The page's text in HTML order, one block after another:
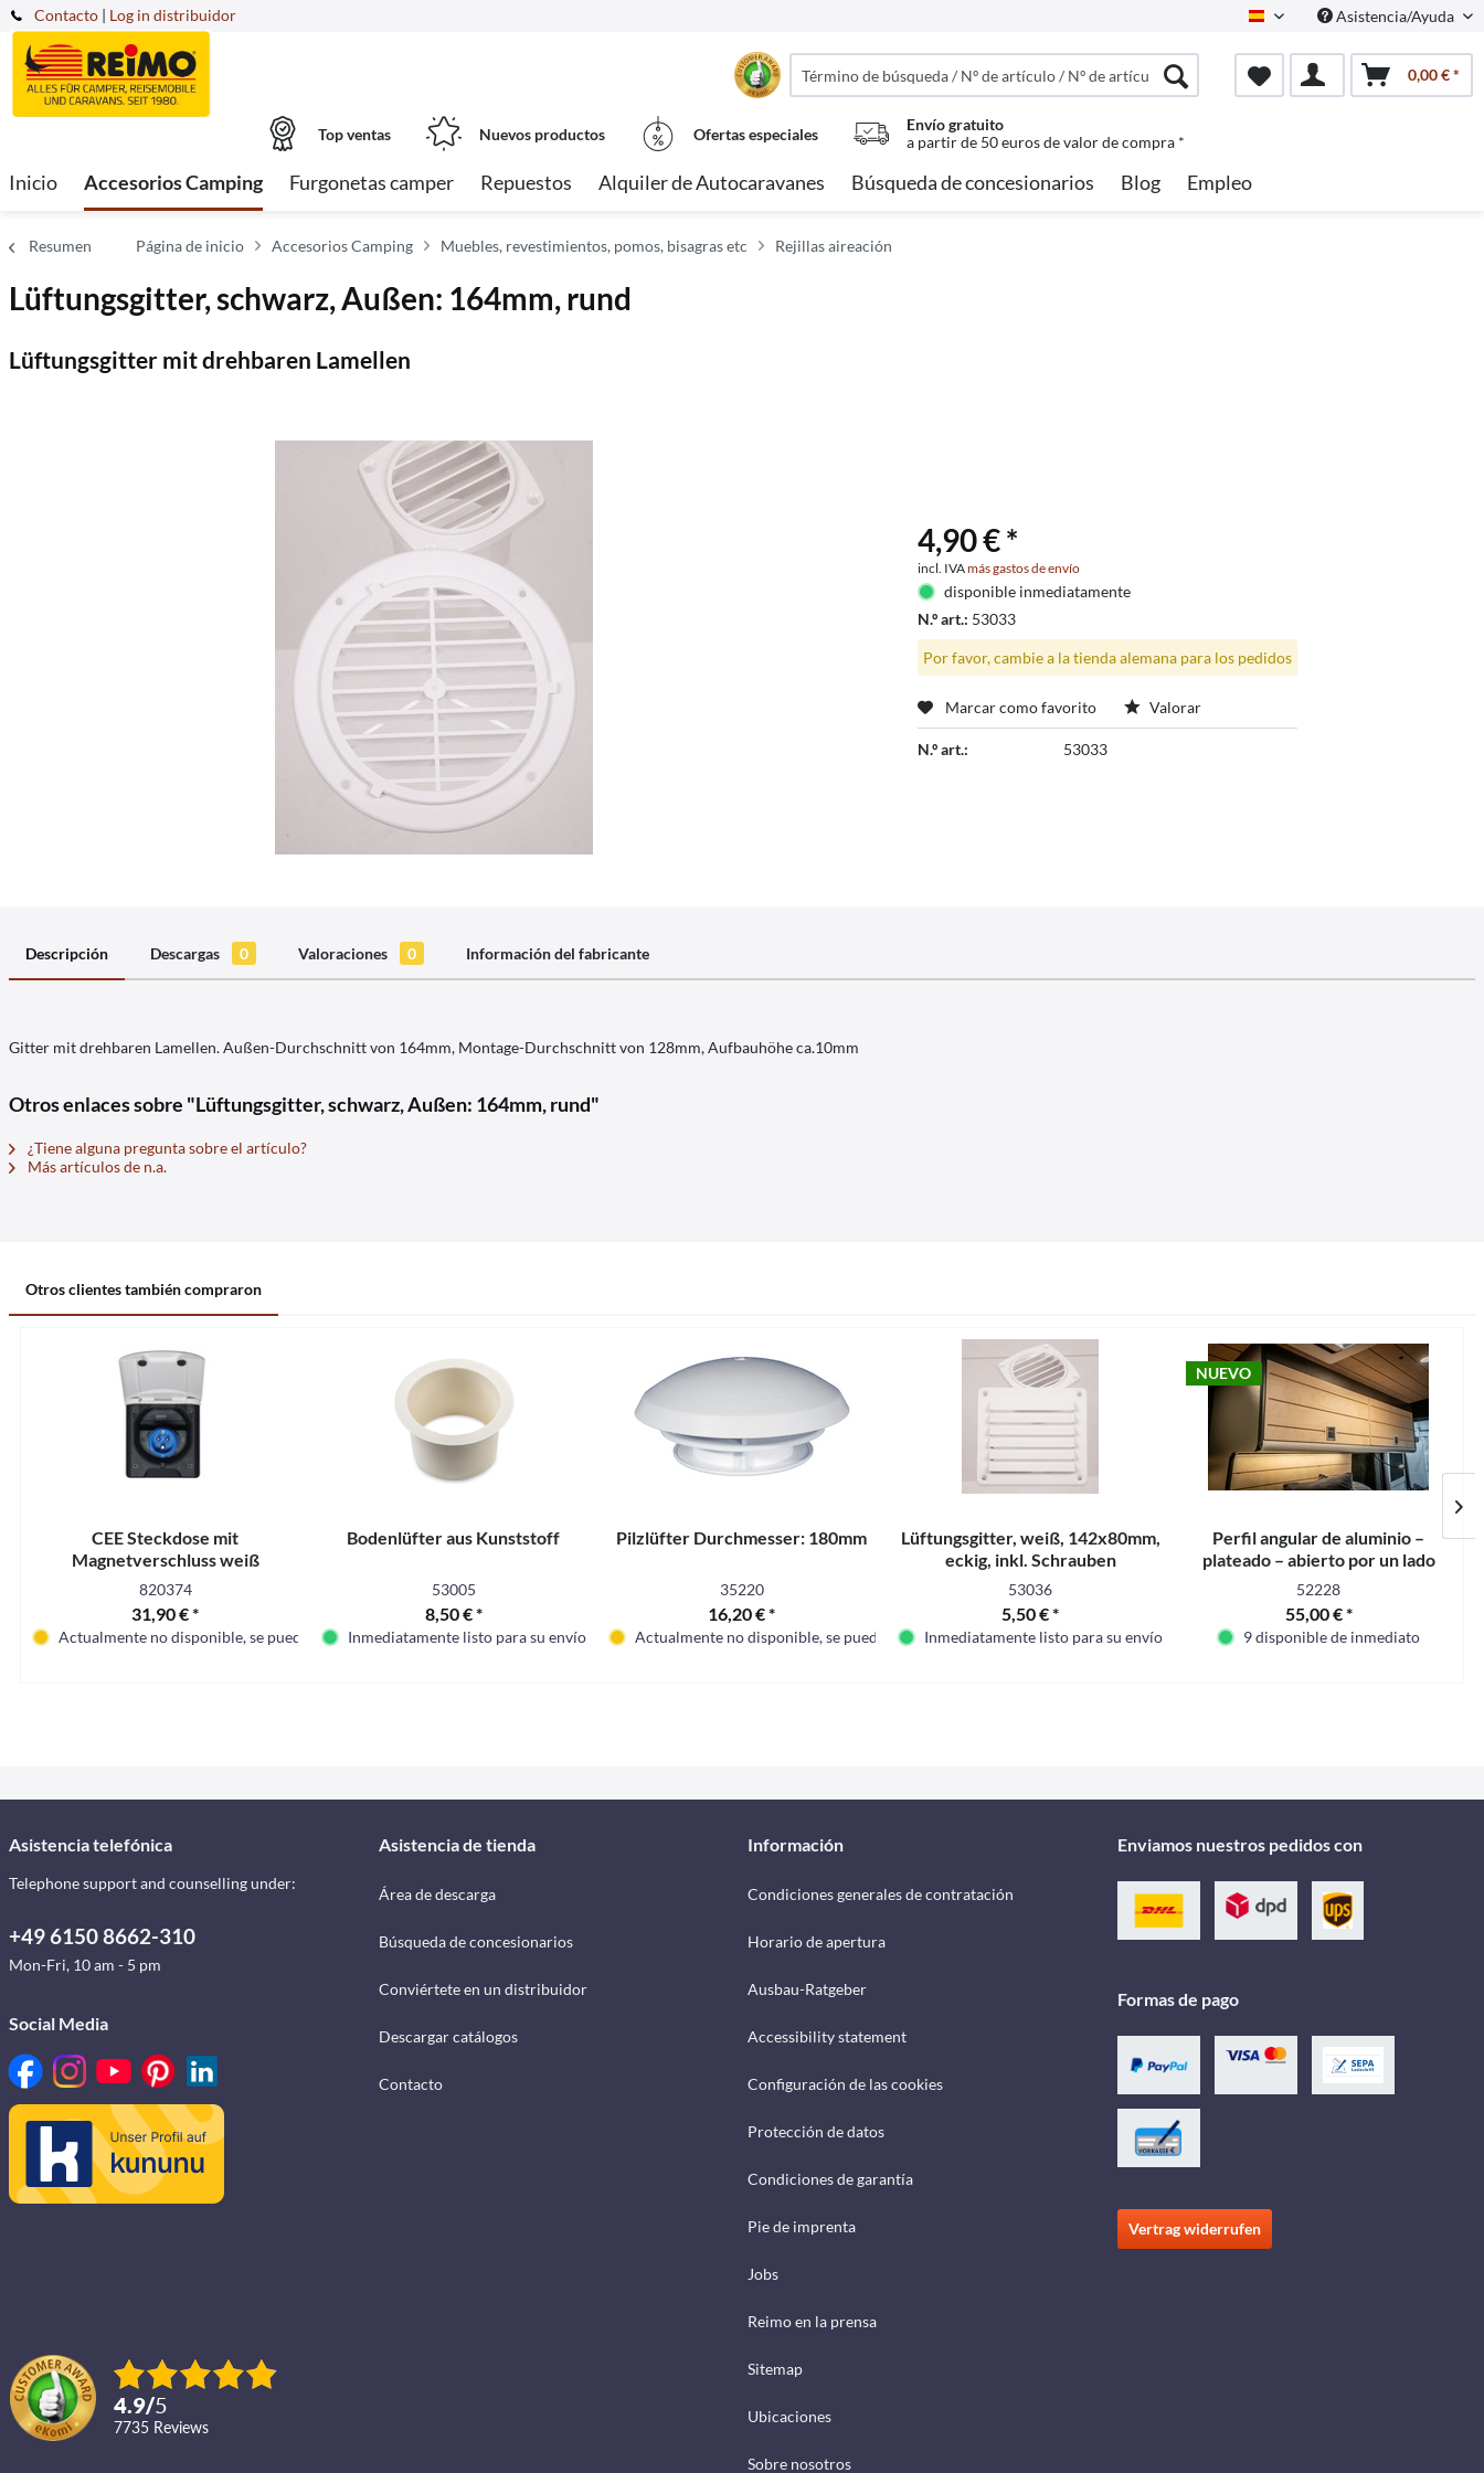
Contacto Spanisch Asistencia/Ayuda
| Log in distribuidor
0,00 € *
Top ventas Nuevos productos Ofertas especiales
Envío gratuito
a partir de 50 euros de valor de compra *
Inicio Accesorios Camping Furgonetas camper Repuestos Alquiler de Autocaravanes Búsqueda de concesionarios Blog Empleo
Resumen Página de inicio Accesorios Camping Muebles, revestimientos, pomos, bisagras etc Rejillas aireación
Lüftungsgitter, schwarz, Außen: 164mm, rund
Lüftungsgitter mit drehbaren Lamellen
4,90 € *
incl. IVAmás gastos de envío
disponible inmediatamente
N.º art.: 53033
Por favor, cambie a la tienda alemana para los pedidos
Marcar como favorito Valorar
N.º art.: 53033
Descripción Descargas 0 Valoraciones 0 Información del fabricante
Gitter mit drehbaren Lamellen. Außen-Durchschnitt von 164mm, Montage-Durchschnitt von 128mm, Aufbauhöhe ca.10mm
Otros enlaces sobre "Lüftungsgitter, schwarz, Außen: 164mm, rund"
¿Tiene alguna pregunta sobre el artículo?
Más artículos de n.a.
Otros clientes también compraron
CEE Steckdose mit
Magnetverschluss weiß
820374
31,90 € *
Actualmente no disponible, se puede pedir
Bodenlüfter aus Kunststoff
53005
8,50 € *
Inmediatamente listo para su envío
Pilzlüfter Durchmesser: 180mm
35220
16,20 € *
Actualmente no disponible, se puede pedir
Lüftungsgitter, weiß, 142x80mm,
eckig, inkl. Schrauben
53036
5,50 € *
Inmediatamente listo para su envío
NUEVO
Perfil angular de aluminio –
plateado – abierto por un lado
52228
55,00 € *
9 disponible de inmediato
Asistencia telefónica
Telephone support and counselling under:
+49 6150 8662-310
Mon-Fri, 10 am - 5 pm
Social Media
4.9/5
7735 reviews
Asistencia de tienda
Área de descarga
Búsqueda de concesionarios
Conviértete en un distribuidor
Descargar catálogos
Contacto
Información
Condiciones generales de contratación
Horario de apertura
Ausbau-Ratgeber
Accessibility statement
Configuración de las cookies
Protección de datos
Condiciones de garantía
Pie de imprenta
Jobs
Reimo en la prensa
Sitemap
Ubicaciones
Sobre nosotros
Enviamos nuestros pedidos con
Formas de pago
Vertrag widerrufen